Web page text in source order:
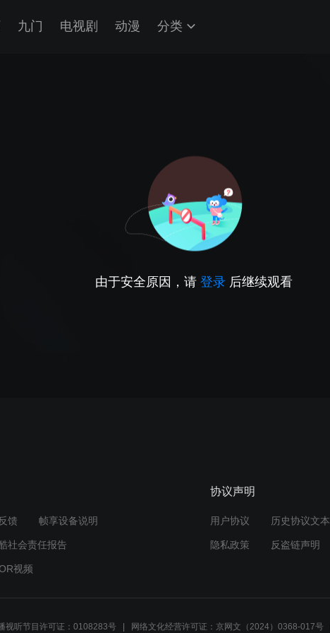
九门 电视剧 动漫 分类
由于安全原因，请 登录 后继续观看
馈 帧享设备说明
社会责任报告
视频
协议声明
用户协议 历史协议文本
隐私政策 反盗链声明
视听节目许可证：0108283号 网络文化经营许可证：京网文（2024）0368-017号